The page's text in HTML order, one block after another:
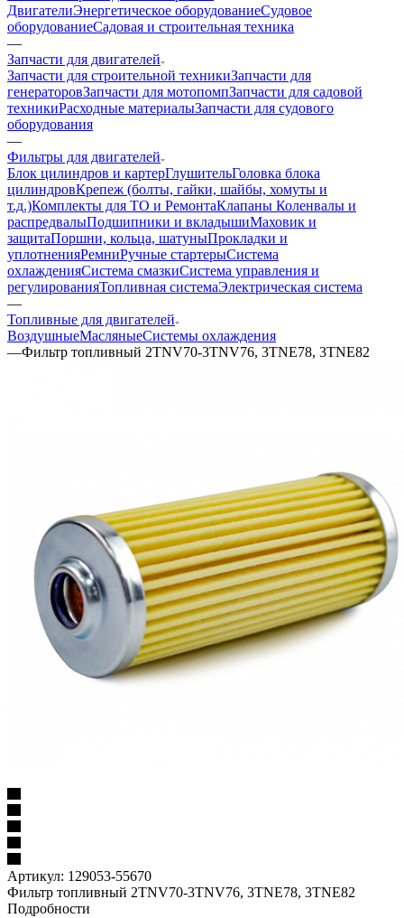
ДвигателиЭнергетическое оборудованиеСудовое
оборудованиеСадовая и строительная техника
—
Запчасти для двигателей
Запчасти для строительной техникиЗапчасти для
генераторовЗапчасти для мотопомпЗапчасти для садовой
техникиРасходные материалыЗапчасти для судового
оборудования
—
Фильтры для двигателей
Блок цилиндров и картерГлушительГоловка блока
цилиндровКрепеж (болты, гайки, шайбы, хомуты и
т.д.)Комплекты для ТО и РемонтаКлапаны Коленвалы и
распредвалыПодшипники и вкладышиМаховик и
защитаПоршни, кольца, шатуныПрокладки и
уплотненияРемниРучные стартерыСистема
охлажденияСистема смазкиСистема управления и
регулированияТопливная системаЭлектрическая система
—
Топливные для двигателей
ВоздушныеМасляныеСистемы охлаждения
—Фильтр топливный 2TNV70-3TNV76, 3TNE78, 3TNE82
Артикул: 129053-55670
Фильтр топливный 2TNV70-3TNV76, 3TNE78, 3TNE82
Подробности